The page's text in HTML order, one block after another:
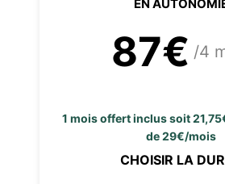
EN
87€ /4
1 mois offert inclus soit
de 29€/mois
CHOISIR LA